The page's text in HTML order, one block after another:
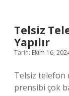
Telsiz
Yapılır
Tarih: Ekim 16,
Telsiz telefon
prensibi çok